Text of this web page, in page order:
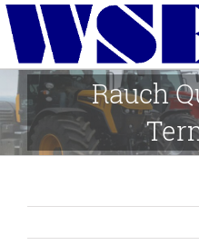
Skip
content
Rauch